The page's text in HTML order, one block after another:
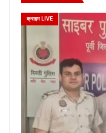
क्राइम LIVE